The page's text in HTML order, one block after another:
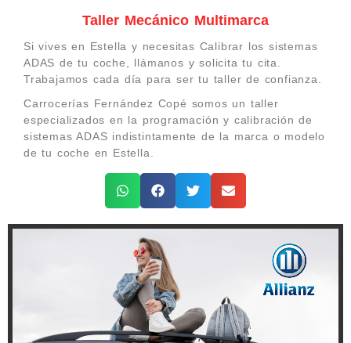
Taller Mecánico Multimarca
Si vives en Estella y necesitas Calibrar los sistemas
ADAS de tu coche, llámanos y solicita tu cita.
Trabajamos cada día para ser tu taller de confianza.
Carrocerías Fernández Copé somos un taller
especializados en la programación y calibración de
sistemas ADAS indistintamente de la marca o modelo
de tu coche en Estella.